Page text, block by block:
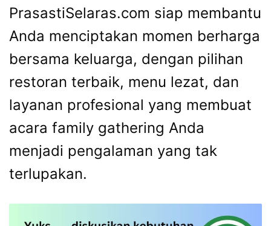
PrasastiSelaras.com siap membantu
Anda menciptakan momen berharga
bersama keluarga, dengan pilihan
restoran terbaik, menu lezat, dan
layanan profesional yang membuat
acara family gathering Anda
menjadi pengalaman yang tak
terlupakan.